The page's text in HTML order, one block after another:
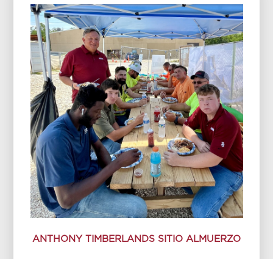
ANTHONY TIMBERLANDS SITIO ALMUERZO